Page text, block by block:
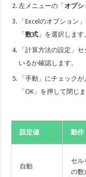
左メニューの「オプシ
「Excelのオプション
「数式 」を選択します
「計算方法の設定」
いるか確認します。
「手動」にチェック
「OK」を押して閉じま
設定値 動作
自動
セル
の数